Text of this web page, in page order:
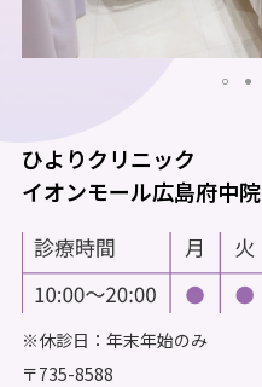
ひよりクリニック
イオンモール広島府中院
※休診日：年末年始のみ
〒735-8588